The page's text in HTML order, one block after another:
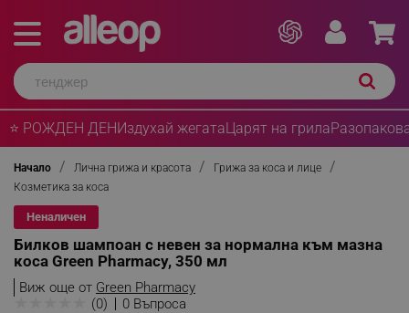
⭐ РОЖДЕН ДЕНИздухай жегатаЦарят на грила
Начало Лична грижа и красота
Грижа за коса и лице
Козметика за коса
Неналичен
Билков шaмпоан с невен за нормална към мазна
коса Green Pharmacy, 350 мл
Виж още от Green Pharmacy
★ (0) 0 Въпроса